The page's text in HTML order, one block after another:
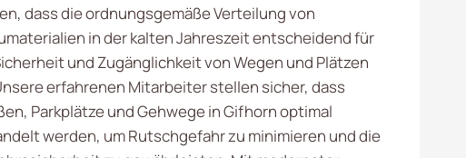
dass die ordnungsgemäße Verteilung von
in der kalten Jahreszeit entscheidend für
und Zugänglichkeit von Wegen und Plätzen
erfahrenen Mitarbeiter stellen sicher, dass
Parkplätze und Gehwege in Gifhorn optimal
werden, um Rutschgefahr zu minimieren und die